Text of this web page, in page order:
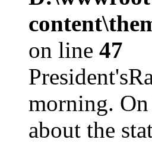
on line 47
morning.
about the